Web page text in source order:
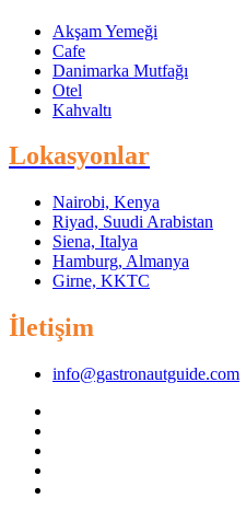
Akşam Yemeği
Cafe
Danimarka Mutfağı
Otel
Kahvaltı
Lokasyonlar
Nairobi, Kenya
Riyad, Suudi Arabistan
Siena, Italya
Hamburg, Almanya
Girne, KKTC
İletişim
info@gastronautguide.com